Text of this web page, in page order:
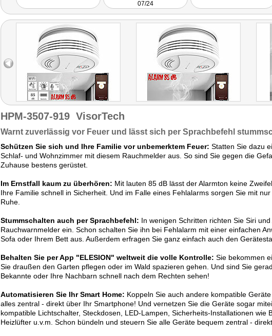
07/24
HPM-3507-919 VisorTech
Warnt zuverlässig vor Feuer und lässt sich per Sprachbefehl
Schützen Sie sich und Ihre Familie vor unbemerktem Feuer: Statten Sie dazu
Schlaf- und Wohnzimmer mit diesem Rauchmelder aus. So sind Sie gegen die
Zuhause bestens gerüstet.
Im Ernstfall kaum zu überhören: Mit lauten 85 dB lässt der Alarmton keine
Ihre Familie schnell in Sicherheit. Und im Falle eines Fehlalarms sorgen Sie mit
Ruhe.
Stummschalten auch per Sprachbefehl: In wenigen Schritten richten Sie Siri
Rauchwarnmelder ein. Schon schalten Sie ihn bei Fehlalarm mit einer einfachen
Sofa oder Ihrem Bett aus. Außerdem erfragen Sie ganz einfach auch den
Behalten Sie per App "ELESION" weltweit die volle Kontrolle: Sie bekommen
Sie draußen den Garten pflegen oder im Wald spazieren gehen. Und sind Sie
Bekannte oder Ihre Nachbarn schnell nach dem Rechten sehen!
Automatisieren Sie Ihr Smart Home: Koppeln Sie auch andere kompatible
alles zentral - direkt über Ihr Smartphone! Und vernetzen Sie die Geräte sogar
kompatible Lichtschalter, Steckdosen, LED-Lampen, Sicherheits-Installationen wie
Heizlüfter u.v.m. Schon bündeln und steuern Sie alle Geräte bequem zentral -